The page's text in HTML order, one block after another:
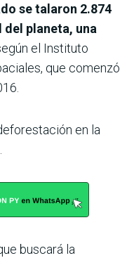
se talaron 2.874
planeta, una
el Instituto
que comenzó
en la
buscará la